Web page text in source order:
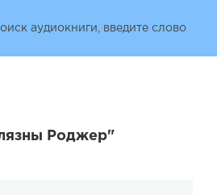
Роджер"